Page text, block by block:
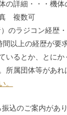
の詳細・・・機
複数可
のラジコン経歴
間以上の経歴が
いるとか、とに
所属団体等があれ
込のご案内があ